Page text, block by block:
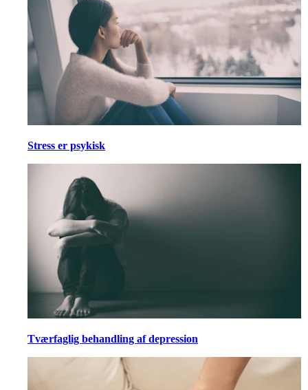
Stress er psykisk
Tværfaglig behandling af depression